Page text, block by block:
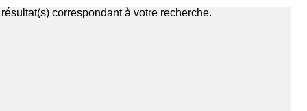
correspondant à votre recherche.